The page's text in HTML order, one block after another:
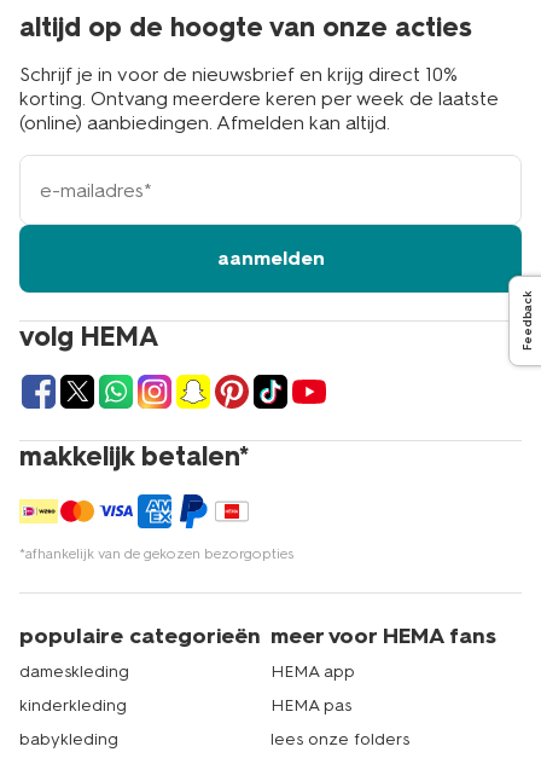
volg HEMA
makkelijk betalen*
*afhankelijk van de gekozen bezorgopties
altijd op de hoogte van onze acties
Schrijf je in voor de nieuwsbrief en krijg direct 10%
korting. Ontvang meerdere keren per week de laatste
(online) aanbiedingen. Afmelden kan altijd.
e-
mailadres
aanmelden
populaire categorieën
dameskleding
kinderkleding
babykleding
meer voor HEMA fans
HEMA app
HEMA pas
lees onze folders
Feedback